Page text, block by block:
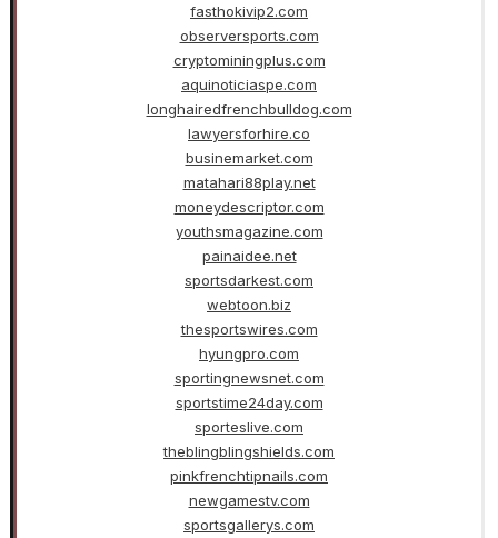
fasthokivip2.com
observersports.com
cryptominingplus.com
aquinoticiaspe.com
longhairedfrenchbulldog.com
lawyersforhire.co
businemarket.com
matahari88play.net
moneydescriptor.com
youthsmagazine.com
painaidee.net
sportsdarkest.com
webtoon.biz
thesportswires.com
hyungpro.com
sportingnewsnet.com
sportstime24day.com
sporteslive.com
theblingblingshields.com
pinkfrenchtipnails.com
newgamestv.com
sportsgallerys.com